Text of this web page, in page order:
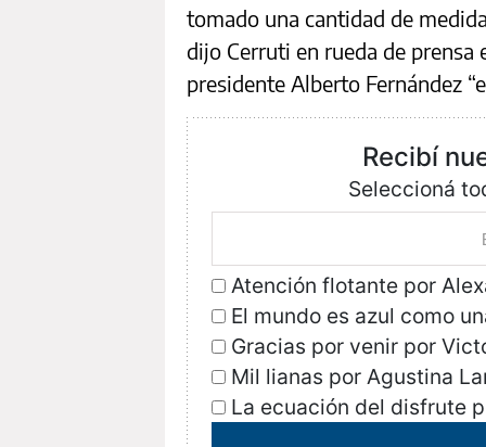
tomado una cantidad de
dijo Cerruti en rueda de prensa
presidente Alberto Fernández
Recibí
Seleccioná
Atención flotante por
El mundo es azul como
Gracias por venir por
Mil lianas por Agustina
La ecuación del disfrute